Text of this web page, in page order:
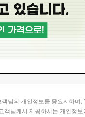
님의 개인정보를 중요시하
객님께서 제공하시는 개인정